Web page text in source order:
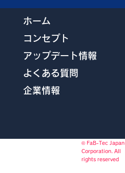
ホーム
コンセプト
アップデート情報
よくある質問
企業情報
© FaB-Tec Japan
Corporation. All
rights reserved